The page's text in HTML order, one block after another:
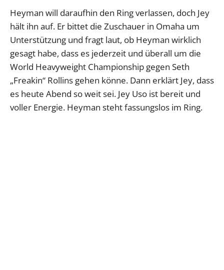
Heyman will daraufhin den Ring verlassen, doch Jey
hält ihn auf. Er bittet die Zuschauer in Omaha um
Unterstützung und fragt laut, ob Heyman wirklich
gesagt habe, dass es jederzeit und überall um die
World Heavyweight Championship gegen Seth
„Freakin“ Rollins gehen könne. Dann erklärt Jey, dass
es heute Abend so weit sei. Jey Uso ist bereit und
voller Energie. Heyman steht fassungslos im Ring.